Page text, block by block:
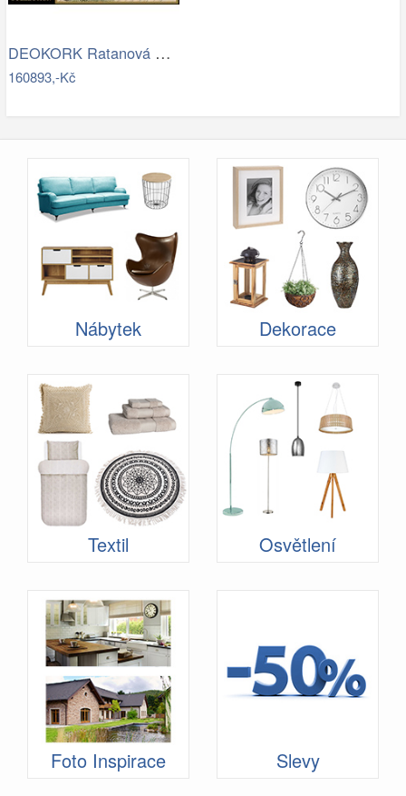
DEOKORK Ratanová modulová sestava…
160893,-Kč
Nábytek Dekorace
Textil Osvětlení
Foto Inspirace Slevy